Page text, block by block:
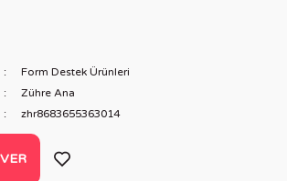
Form Destek Ürünleri
Zühre Ana
zhr8683655363014